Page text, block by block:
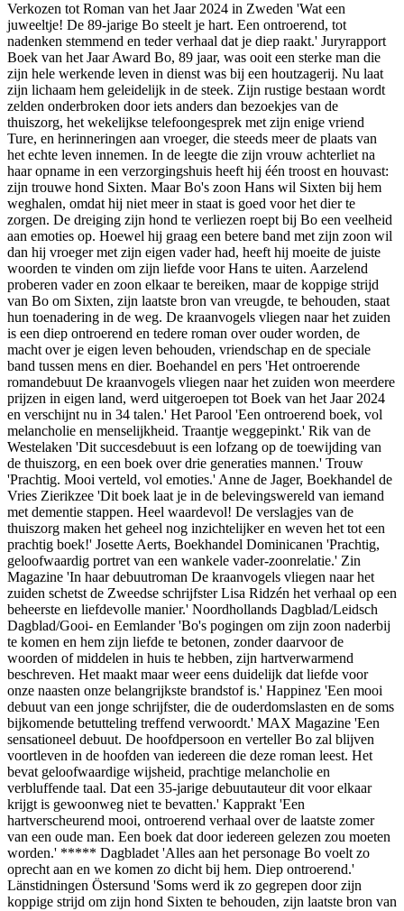
Verkozen tot Roman van het Jaar 2024 in Zweden 'Wat een
juweeltje! De 89-jarige Bo steelt je hart. Een ontroerend, tot
nadenken stemmend en teder verhaal dat je diep raakt.' Juryrapport
Boek van het Jaar Award Bo, 89 jaar, was ooit een sterke man die
zijn hele werkende leven in dienst was bij een houtzagerij. Nu laat
zijn lichaam hem geleidelijk in de steek. Zijn rustige bestaan wordt
zelden onderbroken door iets anders dan bezoekjes van de
thuiszorg, het wekelijkse telefoongesprek met zijn enige vriend
Ture, en herinneringen aan vroeger, die steeds meer de plaats van
het echte leven innemen. In de leegte die zijn vrouw achterliet na
haar opname in een verzorgingshuis heeft hij één troost en houvast:
zijn trouwe hond Sixten. Maar Bo's zoon Hans wil Sixten bij hem
weghalen, omdat hij niet meer in staat is goed voor het dier te
zorgen. De dreiging zijn hond te verliezen roept bij Bo een veelheid
aan emoties op. Hoewel hij graag een betere band met zijn zoon wil
dan hij vroeger met zijn eigen vader had, heeft hij moeite de juiste
woorden te vinden om zijn liefde voor Hans te uiten. Aarzelend
proberen vader en zoon elkaar te bereiken, maar de koppige strijd
van Bo om Sixten, zijn laatste bron van vreugde, te behouden, staat
hun toenadering in de weg. De kraanvogels vliegen naar het zuiden
is een diep ontroerend en tedere roman over ouder worden, de
macht over je eigen leven behouden, vriendschap en de speciale
band tussen mens en dier. Boehandel en pers 'Het ontroerende
romandebuut De kraanvogels vliegen naar het zuiden won meerdere
prijzen in eigen land, werd uitgeroepen tot Boek van het Jaar 2024
en verschijnt nu in 34 talen.' Het Parool 'Een ontroerend boek, vol
melancholie en menselijkheid. Traantje weggepinkt.' Rik van de
Westelaken 'Dit succesdebuut is een lofzang op de toewijding van
de thuiszorg, en een boek over drie generaties mannen.' Trouw
'Prachtig. Mooi verteld, vol emoties.' Anne de Jager, Boekhandel de
Vries Zierikzee 'Dit boek laat je in de belevingswereld van iemand
met dementie stappen. Heel waardevol! De verslagjes van de
thuiszorg maken het geheel nog inzichtelijker en weven het tot een
prachtig boek!' Josette Aerts, Boekhandel Dominicanen 'Prachtig,
geloofwaardig portret van een wankele vader-zoonrelatie.' Zin
Magazine 'In haar debuutroman De kraanvogels vliegen naar het
zuiden schetst de Zweedse schrijfster Lisa Ridzén het verhaal op een
beheerste en liefdevolle manier.' Noordhollands Dagblad/Leidsch
Dagblad/Gooi- en Eemlander 'Bo's pogingen om zijn zoon naderbij
te komen en hem zijn liefde te betonen, zonder daarvoor de
woorden of middelen in huis te hebben, zijn hartverwarmend
beschreven. Het maakt maar weer eens duidelijk dat liefde voor
onze naasten onze belangrijkste brandstof is.' Happinez 'Een mooi
debuut van een jonge schrijfster, die de ouderdomslasten en de soms
bijkomende betutteling treffend verwoordt.' MAX Magazine 'Een
sensationeel debuut. De hoofdpersoon en verteller Bo zal blijven
voortleven in de hoofden van iedereen die deze roman leest. Het
bevat geloofwaardige wijsheid, prachtige melancholie en
verbluffende taal. Dat een 35-jarige debuutauteur dit voor elkaar
krijgt is gewoonweg niet te bevatten.' Kapprakt 'Een
hartverscheurend mooi, ontroerend verhaal over de laatste zomer
van een oude man. Een boek dat door iedereen gelezen zou moeten
worden.' ***** Dagbladet 'Alles aan het personage Bo voelt zo
oprecht aan en we komen zo dicht bij hem. Diep ontroerend.'
Länstidningen Östersund 'Soms werd ik zo gegrepen door zijn
koppige strijd om zijn hond Sixten te behouden, zijn laatste bron van